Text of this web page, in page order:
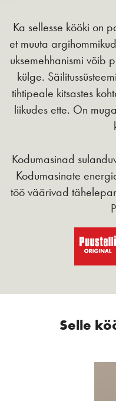
Ka sellesse kööki on
et muuta
uksemehhanismi võib
külge.
tihtipeale kitsastes
liikudes ette. On
Kodumasinad
Kodumasinate
töö väärivad
Selle